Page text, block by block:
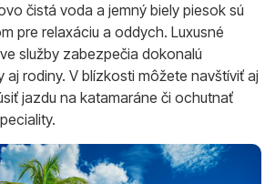
čistá voda a jemný biely piesok sú
pre relaxáciu a oddych. Luxusné
služby zabezpečia dokonalú
aj rodiny. V blízkosti môžete navštíviť aj
jazdu na katamaráne či ochutnať